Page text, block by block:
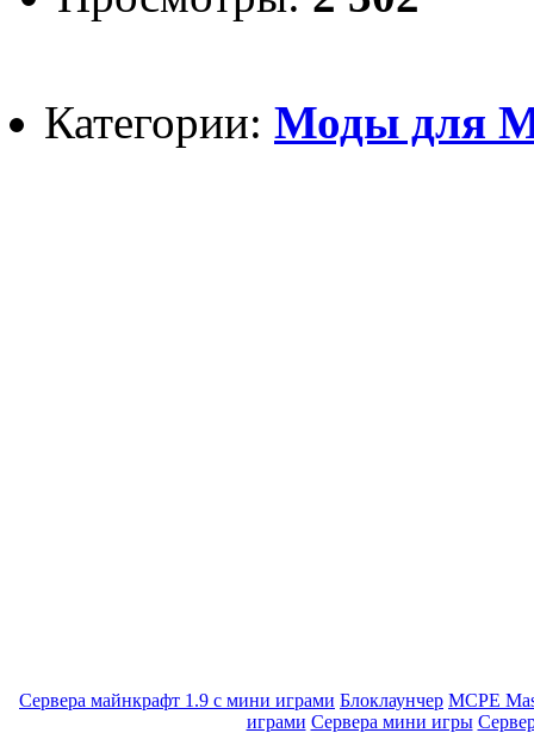
Категории: Моды для
Сервера майнкрафт 1.9 с мини играми Блоклаунчер MCPE
играми Сервера мини игры